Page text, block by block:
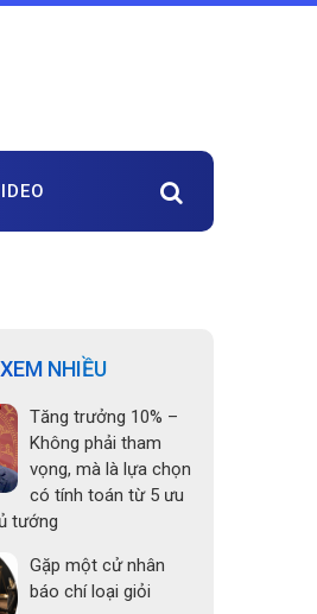
NHIỀU
Tăng trưởng 10% –
Không phải tham
vọng, mà là lựa chọn
có tính toán từ 5 ưu
tướng
Gặp một cử nhân
báo chí loại giỏi